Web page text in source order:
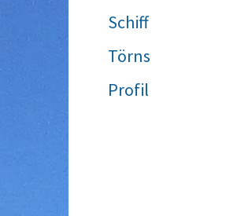
Schiff
Törns
Profil